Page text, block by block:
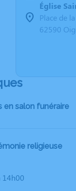
Église
Place de
62590
en salon funéraire
religieuse
14h00